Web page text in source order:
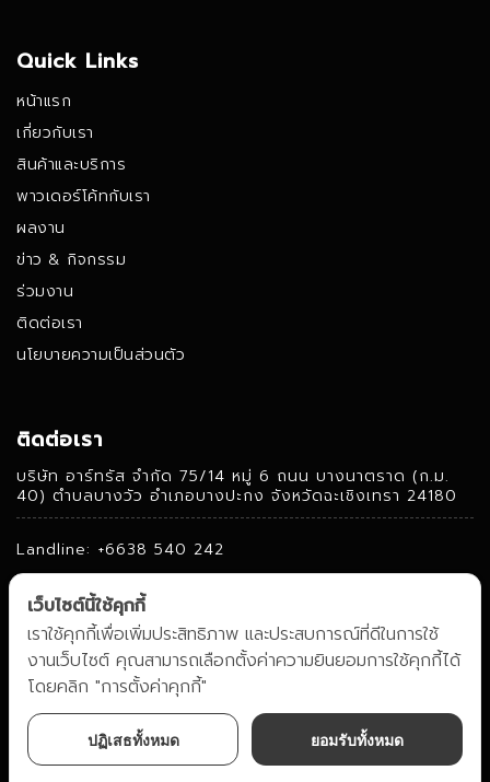
Quick Links
หน้าแรก
เกี่ยวกับเรา
สินค้าและบริการ
พาวเดอร์โค้ทกับเรา
ผลงาน
ข่าว & กิจกรรม
ร่วมงาน
ติดต่อเรา
นโยบายความเป็นส่วนตัว
ติดต่อเรา
บริษัท อาร์ทรัส จํากัด 75/14 หมู่ 6 ถนน บางนาตราด (ก.ม.
40) ตําบลบางวัว อําเภอบางปะกง จังหวัดฉะเชิงเทรา 24180
Landline: +6638 540 242
Fax: +6638 540 241
Mobile: +6684 360 2230
info@artrus.co.th
เว็บไซต์นี้ใช้คุกกี้
เราใช้คุกกี้เพื่อเพิ่มประสิทธิภาพ และประสบการณ์ที่ดีในการใช้
งานเว็บไซต์ คุณสามารถเลือกตั้งค่าความยินยอมการใช้คุกกี้ได้
โดยคลิก "การตั้งค่าคุกกี้"
ปฏิเสธทั้งหมด ยอมรับทั้งหมด